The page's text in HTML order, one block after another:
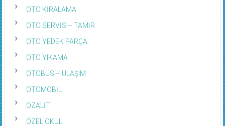
OTO KİRALAMA
OTO SERVİS – TAMİR
OTO YEDEK PARÇA
OTO YIKAMA
OTOBÜS – ULAŞIM
OTOMOBİL
OZALİT
ÖZEL OKUL